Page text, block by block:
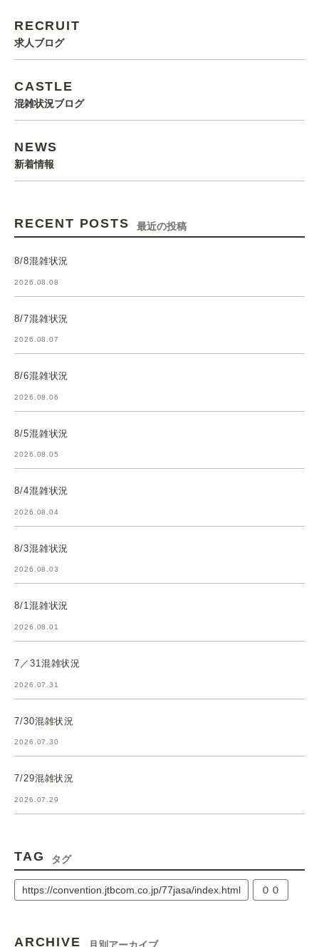
RECRUIT
求人ブログ
CASTLE
混雑状況ブログ
NEWS
新着情報
RECENT POSTS 最近の投稿
8/8混雑状況
2026.08.08
8/7混雑状況
2026.08.07
8/6混雑状況
2026.08.06
8/5混雑状況
2026.08.05
8/4混雑状況
2026.08.04
8/3混雑状況
2026.08.03
8/1混雑状況
2026.08.01
7／31混雑状況
2026.07.31
7/30混雑状況
2026.07.30
7/29混雑状況
2026.07.29
TAG タグ
https://convention.jtbcom.co.jp/77jasa/index.html ００
ARCHIVE